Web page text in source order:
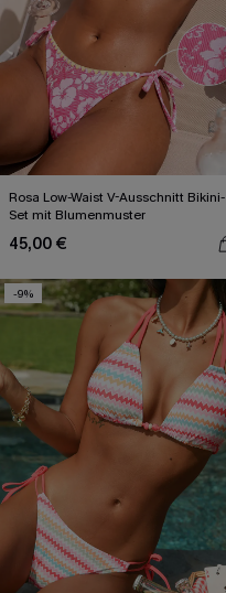
Rosa Low-Waist V-Ausschnitt Bikini-
Set mit Blumenmuster
45,00 €
-9%